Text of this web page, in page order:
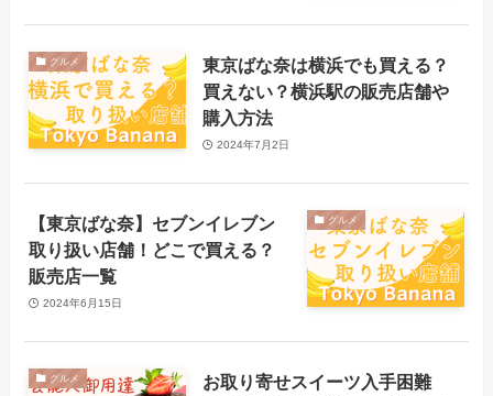
グルメ
東京ばな奈は横浜でも買える？
買えない？横浜駅の販売店舗や
購入方法
2024年7月2日
グルメ
【東京ばな奈】セブンイレブン
取り扱い店舗！どこで買える？
販売店一覧
2024年6月15日
グルメ
お取り寄せスイーツ入手困難